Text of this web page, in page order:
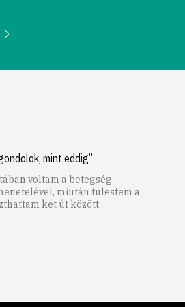
mint eddig”
voltam a betegség
miután túlestem a
két út között.